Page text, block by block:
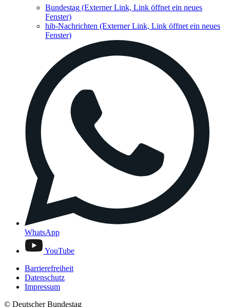
Bundestag (Externer Link, Link öffnet ein neues
Fenster)
hib-Nachrichten (Externer Link, Link öffnet ein neues
Fenster)
WhatsApp
YouTube
Barrierefreiheit
Datenschutz
Impressum
© Deutscher Bundestag